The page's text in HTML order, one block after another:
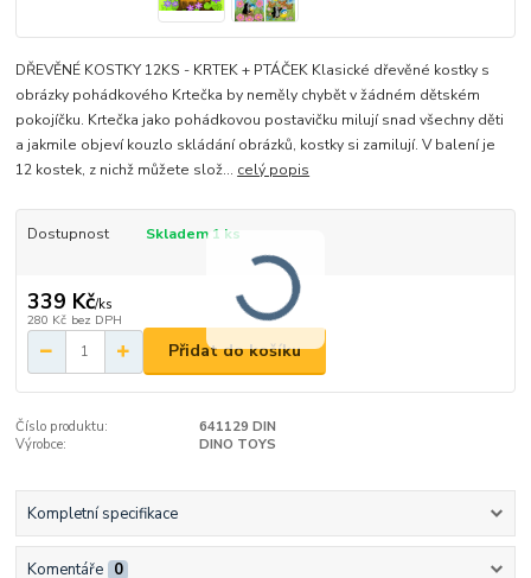
DŘEVĚNÉ KOSTKY 12KS - KRTEK + PTÁČEK Klasické dřevěné kostky s
obrázky pohádkového Krtečka by neměly chybět v žádném dětském
pokojíčku. Krtečka jako pohádkovou postavičku milují snad všechny děti
a jakmile objeví kouzlo skládání obrázků, kostky si zamilují. V balení je
12 kostek, z nichž můžete slož... celý popis
Dostupnost Skladem 1 ks
339 Kč/ks
280 Kč bez DPH
Přidat do košíku
Číslo produktu:
641129 DIN
Výrobce:
DINO TOYS
Kompletní specifikace
Komentáře 0